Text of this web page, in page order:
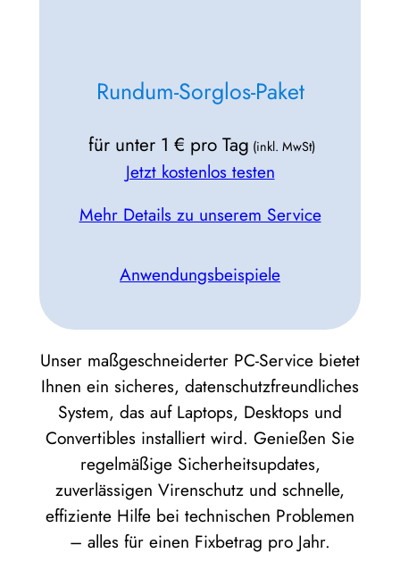
Rundum-Sorglos-Paket
für unter 1 € pro Tag (inkl. MwSt)
Jetzt kostenlos testen
Mehr Details zu unserem Service
Anwendungsbeispiele
Unser maßgeschneiderter PC-Service bietet
Ihnen ein sicheres, datenschutzfreundliches
System, das auf Laptops, Desktops und
Convertibles installiert wird. Genießen Sie
regelmäßige Sicherheitsupdates,
zuverlässigen Virenschutz und schnelle,
effiziente Hilfe bei technischen Problemen
– alles für einen Fixbetrag pro Jahr.